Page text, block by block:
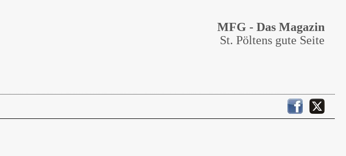
MFG - Das Magazin
St. Pöltens gute Seite